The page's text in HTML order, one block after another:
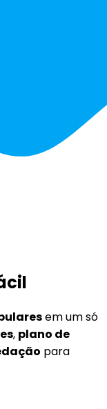
em um só
, plano de
para